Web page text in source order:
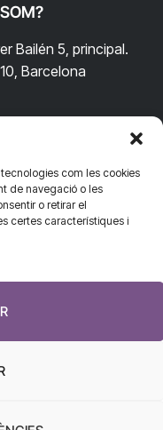
com les cookies
de navegació o les
o retirar el
certes característiques i
Bailén 5, principal.
Barcelona